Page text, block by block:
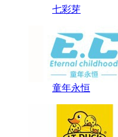
七彩芽
童年永恒